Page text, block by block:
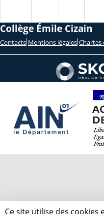
Collège Émile Cizain
Contacts Mentions légales
Ce site utilise des